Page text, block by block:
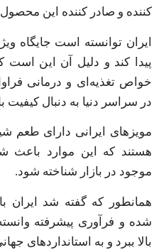
کننده و صادر کننده این
ایران توانسته است جایگاه
پیدا کند و دلیل آن این است
خواص تغذیه‌ای و درمانی
در سراسر دنیا به دنبال
مویزهای ایرانی دارای طعم
هستند که این موارد باعث
موجود در بازار شناخته شود.
همانطور که گفته شد ایران
شده و فرآوری پیشرفته
بالا ببرد و به استانداردهای